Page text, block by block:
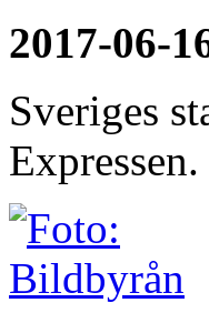
2017-06-
Sveriges